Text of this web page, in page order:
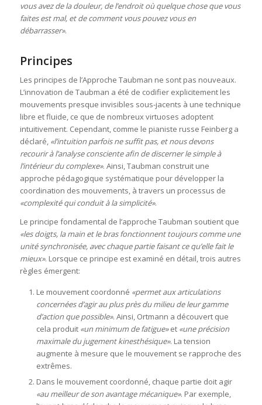
vous avez de la douleur, de l’endroit où quelque chose que vous
faites est mal, et de comment vous pouvez vous en
débarrasser».
Principes
Les principes de l’Approche Taubman ne sont pas nouveaux.
L’innovation de Taubman a été de codifier explicitement les
mouvements presque invisibles sous-jacents à une technique
libre et fluide, ce que de nombreux virtuoses adoptent
intuitivement. Cependant, comme le pianiste russe Feinberg a
déclaré, «l’intuition parfois ne suffit pas, et nous devons
recourir à l’analyse consciente afin de discerner le simple à
l’intérieur du complexe». Ainsi, Taubman construit une
approche pédagogique systématique pour développer la
coordination des mouvements, à travers un processus de
«complexité qui conduit à la simplicité».
Le principe fondamental de l’approche Taubman soutient que
«les doigts, la main et le bras fonctionnent toujours comme une
unité synchronisée, avec chaque partie faisant ce qu’elle fait le
mieux». Lorsque ce principe est examiné en détail, trois autres
règles émergent:
Le mouvement coordonné «permet aux articulations
concernées d’agir au plus près du milieu de leur gamme
d’action que possible». Ainsi, Ortmann a découvert que
cela produit «un minimum de fatigue»et «une précision
maximale du jugement kinesthésique». La tension
augmente à mesure que le mouvement se rapproche des
extrêmes.
Dans le mouvement coordonné, chaque partie doit agir
«au meilleur de son avantage mécanique». Par exemple,